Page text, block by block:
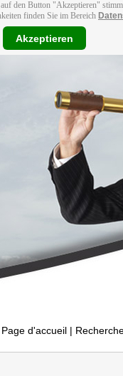
den Button "Akzeptieren"
finden Sie im Bereich
Akzeptieren
Page d'accueil |